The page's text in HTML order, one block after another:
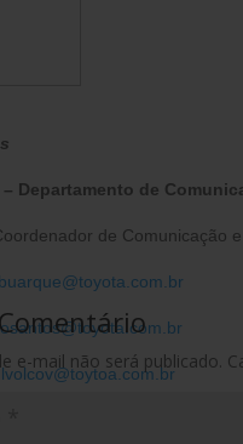
Departamento de
de Comunicação
lvolcov@toytoa.com.br
e-mail não será publicado.